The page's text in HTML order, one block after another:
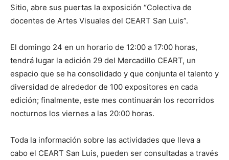
Sitio, abre sus puertas la exposición “Colectiva de
docentes de Artes Visuales del CEART San Luis”.
El domingo 24 en un horario de 12:00 a 17:00 horas,
tendrá lugar la edición 29 del Mercadillo CEART, un
espacio que se ha consolidado y que conjunta el talento y
diversidad de alrededor de 100 expositores en cada
edición; finalmente, este mes continuarán los recorridos
nocturnos los viernes a las 20:00 horas.
Toda la información sobre las actividades que lleva a
cabo el CEART San Luis, pueden ser consultadas a través